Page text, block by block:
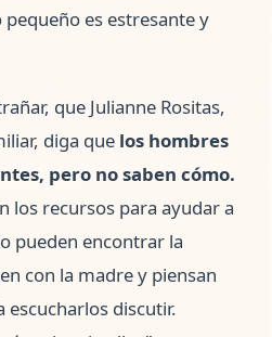
es estresante y
que Julianne Rositas,
diga que los hombres
pero no saben cómo.
los recursos para ayudar a
pueden encontrar la
con la madre y piensan
escucharlos discutir.